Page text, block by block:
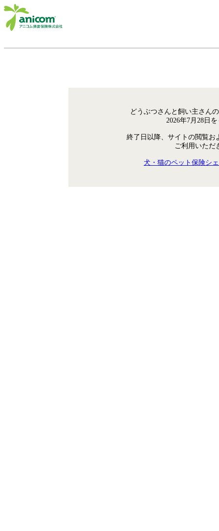
どうぶつさんと飼い主さん
2026年7月28日
終了日以降、サイトの閲覧お
ご利用いただ
犬・猫のペット保険シ